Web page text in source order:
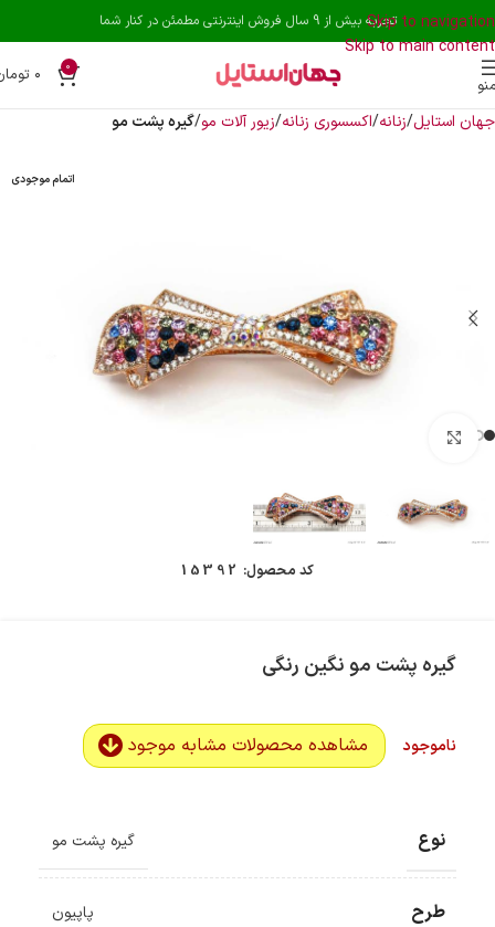
Skip to navigation
Skip to main content
تجربه بیش از 9 سال فروش اینترنتی مطمئن در کنار شما
0 ۰
جهان استایل زنانه اکسسوری زنانه زیور آلات مو گیره پشت مو
اتمام موجودی
کد محصول: 15392
گیره پشت مو نگین رنگی
ناموجود مشاهده محصولات مشابه موجود
نوع گیره پشت مو
طرح پاپیون